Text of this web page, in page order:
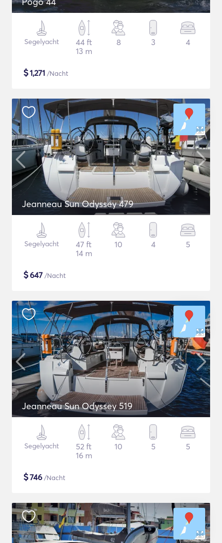
Segelyacht
44 ft
13 m
8 3 4
$1,271 /Nacht
Jeanneau Sun Odyssey 479
Segelyacht
47 ft
14 m
10 4 5
$647 /Nacht
Jeanneau Sun Odyssey 519
Segelyacht
52 ft
16 m
10 5 5
$746 /Nacht